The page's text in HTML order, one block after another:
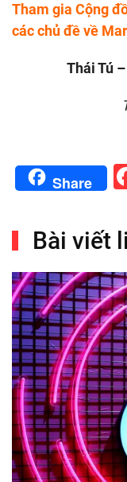
Tham gia Cộng
các chủ đề về
Thái Tú
Share
Bài viết